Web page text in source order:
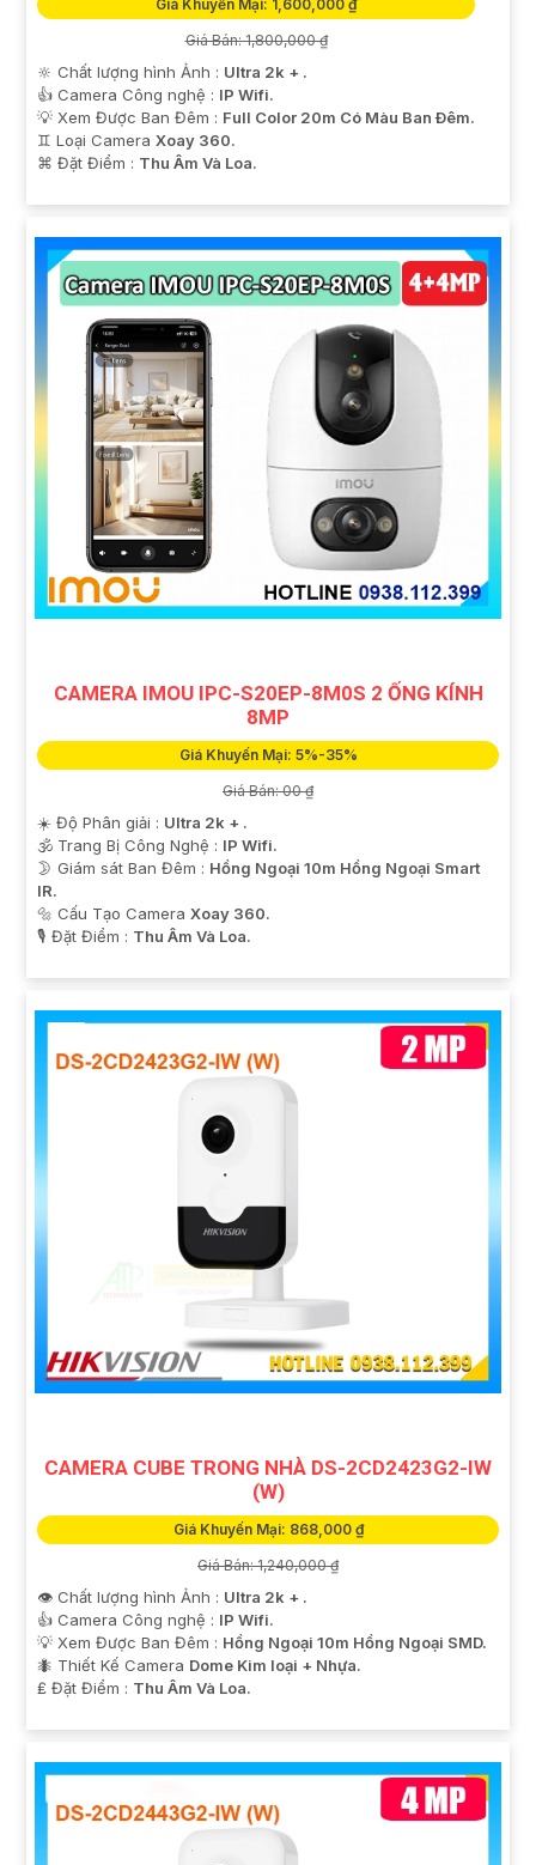
Giá Khuyến Mại: 1,600,000 ₫
Giá Bán: 1,800,000 ₫
🔆 Chất lượng hình Ảnh : Ultra 2k + .
👍 Camera Công nghệ : IP Wifi.
💡 Xem Được Ban Đêm : Full Color 20m Có Màu Ban Ðêm.
♊ Loại Camera Xoay 360.
️⌘ Đặt Điểm : Thu Âm Và Loa.
CAMERA IMOU IPC-S20EP-8M0S 2 ỐNG KÍNH
8MP
Giá Khuyến Mại: 5%-35%
Giá Bán: 00 ₫
☀️ Độ Phân giải : Ultra 2k + .
🕉️ Trang Bị Công Nghệ : IP Wifi.
🌛 Giám sát Ban Đêm : Hồng Ngoại 10m Hồng Ngoại Smart
IR.
🔩 Cấu Tạo Camera Xoay 360.
️🎙 Đặt Điểm : Thu Âm Và Loa.
CAMERA CUBE TRONG NHÀ DS-2CD2423G2-IW
(W)
Giá Khuyến Mại: 868,000 ₫
Giá Bán: 1,240,000 ₫
👁 Chất lượng hình Ảnh : Ultra 2k + .
👍 Camera Công nghệ : IP Wifi.
💡 Xem Được Ban Đêm : Hồng Ngoại 10m Hồng Ngoại SMD.
🐜 Thiết Kế Camera Dome Kim loại + Nhựa.
️₤ Đặt Điểm : Thu Âm Và Loa.